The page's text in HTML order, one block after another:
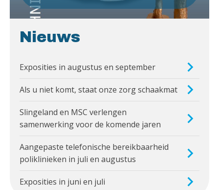
Nieuws
Exposities in augustus en september
Als u niet komt, staat onze zorg schaakmat
Slingeland en MSC verlengen
samenwerking voor de komende jaren
Aangepaste telefonische bereikbaarheid
poliklinieken in juli en augustus
Exposities in juni en juli